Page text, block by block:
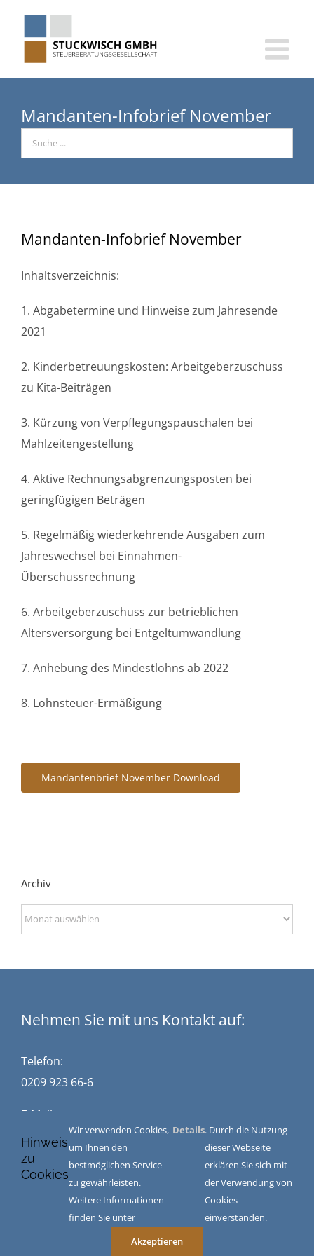
Mandanten-Infobrief November
Mandanten-Infobrief November
Inhaltsverzeichnis:
1. Abgabetermine und Hinweise zum Jahresende
2021
2. Kinderbetreuungskosten: Arbeitgeberzuschuss
zu Kita-Beiträgen
3. Kürzung von Verpflegungspauschalen bei
Mahlzeitengestellung
4. Aktive Rechnungsabgrenzungsposten bei
geringfügigen Beträgen
5. Regelmäßig wiederkehrende Ausgaben zum
Jahreswechsel bei Einnahmen-
Überschussrechnung
6. Arbeitgeberzuschuss zur betrieblichen
Altersversorgung bei Entgeltumwandlung
7. Anhebung des Mindestlohns ab 2022
8. Lohnsteuer-Ermäßigung
Mandantenbrief November Download
Archiv
Archiv
Nehmen Sie mit uns Kontakt auf:
Telefon:
0209 923 66-6
E-Mail:
kontakt@stuckwisch.de
Impressum|Datenschutz
© Copyright Stuckwisch GmbH Steuerberatungsgesellschaft
Hinweis
zu
Cookies
Wir verwenden Cookies,
um Ihnen den
bestmöglichen Service
zu gewährleisten.
Weitere Informationen
finden Sie unter
Details. Durch die Nutzung
dieser Webseite
erklären Sie sich mit
der Verwendung von
Cookies
einverstanden.
Akzeptieren